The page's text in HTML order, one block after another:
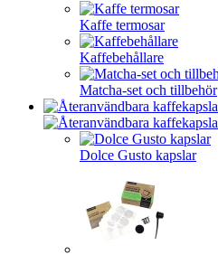
Kaffe termosar
Kaffebehållare
Matcha-set och tillbehör
Dolce Gusto kapslar